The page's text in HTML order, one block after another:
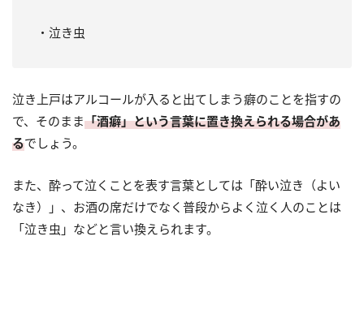
・泣き虫
泣き上戸はアルコールが入ると出てしまう癖のことを指すの
で、そのまま「酒癖」という言葉に置き換えられる場合があ
るでしょう。
また、酔って泣くことを表す言葉としては「酔い泣き（よい
なき）」、お酒の席だけでなく普段からよく泣く人のことは
「泣き虫」などと言い換えられます。